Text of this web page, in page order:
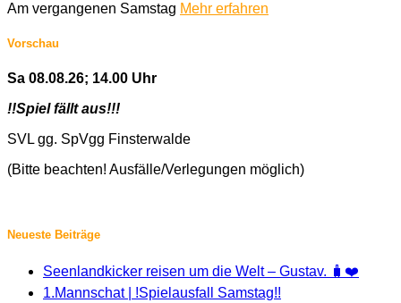
Am vergangenen Samstag Mehr erfahren
Vorschau
Sa 08.08.26; 14.00 Uhr
!!Spiel fällt aus!!!
SVL gg. SpVgg Finsterwalde
(Bitte beachten! Ausfälle/Verlegungen möglich)
Neueste Beiträge
Seenlandkicker reisen um die Welt – Gustav. 🧳❤️
1.Mannschat | !Spielausfall Samstag!!